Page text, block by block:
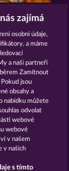
CROWN
údajů
dotazy
zajímá
osobní údaje,
a máme
a naši partneři
Zamítnout
jsou
obsahy a
nabídku můžete
odvolat
webové
webové
v našem
v našich
s tímto